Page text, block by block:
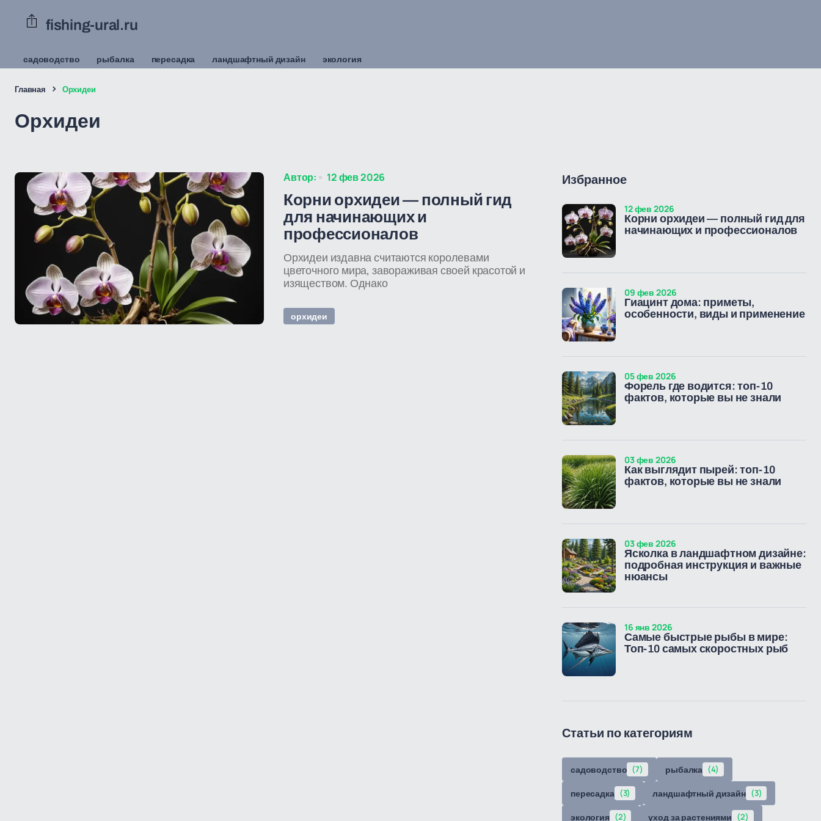
fishing-ural.ru
садоводство рыбалка пересадка ландшафтный дизайн экология
Главная Орхидеи
Орхидеи
Автор: 12 фев 2026
Корни орхидеи — полный гид
для начинающих и
профессионалов
Орхидеи издавна считаются королевами
цветочного мира, завораживая своей красотой и
изяществом. Однако
орхидеи
Избранное
Корни орхидеи — полный гид для
начинающих и профессионалов
12 фев 2026
Гиацинт дома: приметы,
особенности, виды и применение
09 фев 2026
Форель где водится: топ-10
фактов, которые вы не знали
05 фев 2026
Как выглядит пырей: топ-10
фактов, которые вы не знали
03 фев 2026
Ясколка в ландшафтном дизайне:
подробная инструкция и важные
нюансы
03 фев 2026
Самые быстрые рыбы в мире:
Топ-10 самых скоростных рыб
16 янв 2026
Статьи по категориям
садоводство (7) рыбалка (4)
пересадка (3) ландшафтный дизайн (3)
экология (2) уход за растениями (2)